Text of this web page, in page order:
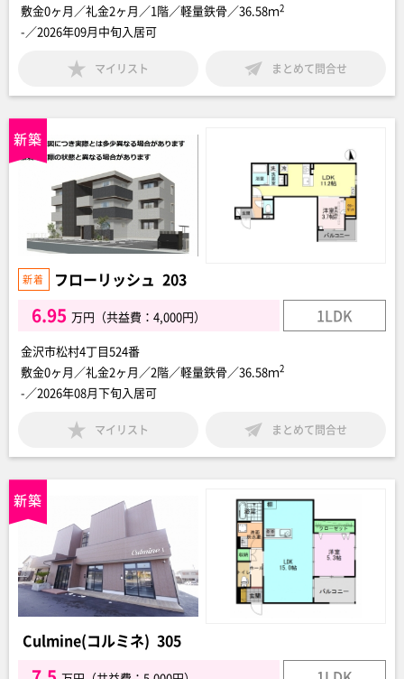
敷金0ヶ月／礼金2ヶ月／1階／軽量鉄骨／36.58ｍ2
-／2026年09月中旬入居可
マイリスト まとめて問合せ
フローリッシュ 203
6.95 万円（共益費：4,000円） 1LDK
金沢市松村4丁目524番
敷金0ヶ月／礼金2ヶ月／2階／軽量鉄骨／36.58ｍ2
-／2026年08月下旬入居可
マイリスト まとめて問合せ
Culmine(コルミネ) 305